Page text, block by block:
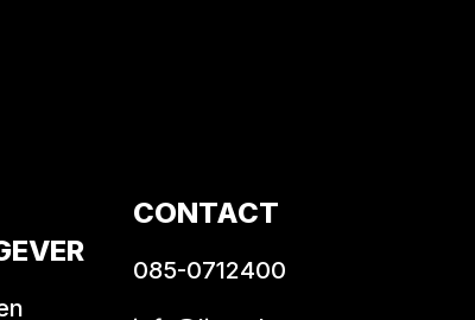
CONTACT
085-0712400